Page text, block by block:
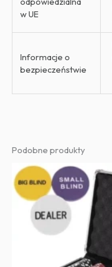
w UE
Informacje o
bezpieczeństwie
Podobne produkty